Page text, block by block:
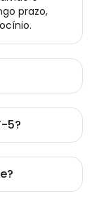
prazo,
e
para
disso,
5?
parâmetros,
em